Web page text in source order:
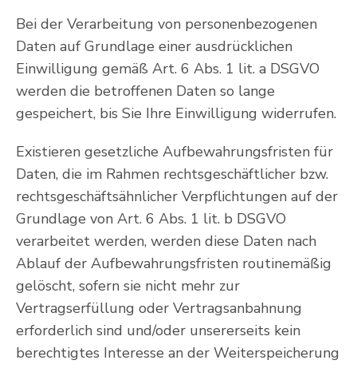
Bei der Verarbeitung von personenbezogenen
Daten auf Grundlage einer ausdrücklichen
Einwilligung gemäß Art. 6 Abs. 1 lit. a DSGVO
werden die betroffenen Daten so lange
gespeichert, bis Sie Ihre Einwilligung widerrufen.
Existieren gesetzliche Aufbewahrungsfristen für
Daten, die im Rahmen rechtsgeschäftlicher bzw.
rechtsgeschäftsähnlicher Verpflichtungen auf der
Grundlage von Art. 6 Abs. 1 lit. b DSGVO
verarbeitet werden, werden diese Daten nach
Ablauf der Aufbewahrungsfristen routinemäßig
gelöscht, sofern sie nicht mehr zur
Vertragserfüllung oder Vertragsanbahnung
erforderlich sind und/oder unsererseits kein
berechtigtes Interesse an der Weiterspeicherung